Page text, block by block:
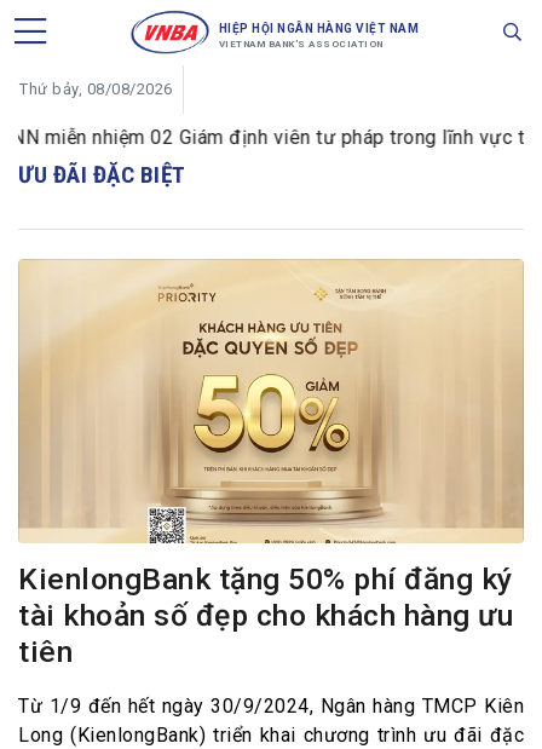
HIỆP HỘI NGÂN HÀNG VIỆT NAM
VIETNAM BANK'S ASSOCIATION
Thứ bảy, 08/08/2026
miễn nhiệm 02 Giám định viên tư pháp trong lĩnh vực tiền
ƯU ĐÃI ĐẶC BIỆT
KienlongBank tặng 50% phí đăng ký
tài khoản số đẹp cho khách hàng ưu
tiên
Từ 1/9 đến hết ngày 30/9/2024, Ngân hàng TMCP Kiên
Long (KienlongBank) triển khai chương trình ưu đãi đặc